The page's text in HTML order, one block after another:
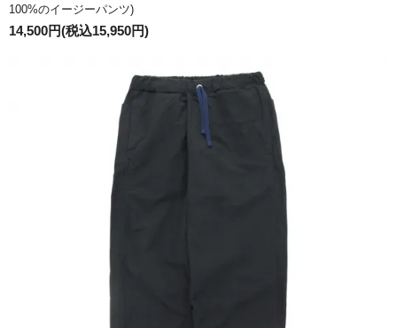
100%のイージーパンツ)
14,500円(税込15,950円)